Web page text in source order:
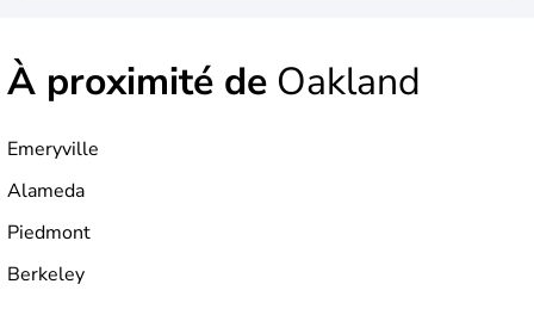
À proximité de Oakland
Emeryville
Alameda
Piedmont
Berkeley